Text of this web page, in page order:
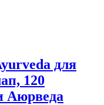
для
120
Аюрведа